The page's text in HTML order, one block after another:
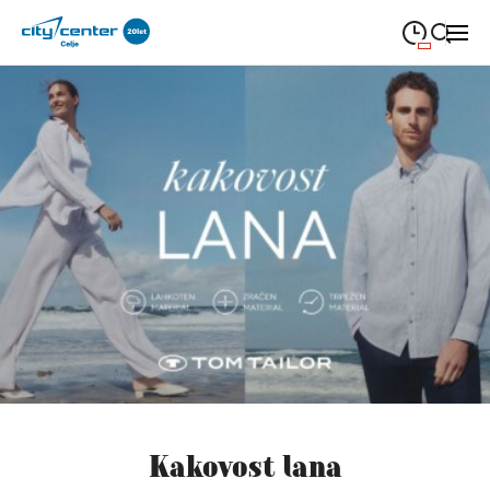
Close search
ponedeljek
PONEDELJEK 09:00—21:00
torek
TOREK 09:00—21:00
sreda
SREDA —
četrtek
ČETRTEK —21:00
petek
PETEK —
sobota
SOBOTA 08:00 21:00
Kakovost lana